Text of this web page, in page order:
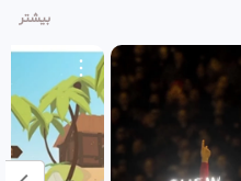
بیشتر